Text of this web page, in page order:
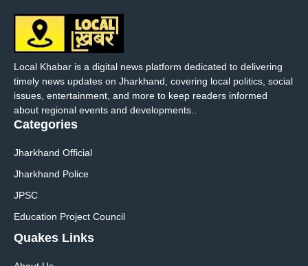
Local Khabar is a digital news platform dedicated to delivering
timely news updates on Jharkhand, covering local politics, social
issues, entertainment, and more to keep readers informed
about regional events and developments..
Categories
Jharkhand Official
Jharkhand Police
JPSC
Education Project Council
Quakes Links